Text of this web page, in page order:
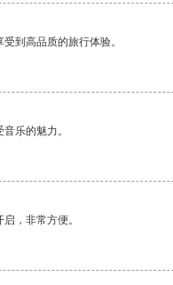
到高品质的旅行体验。
乐的魅力。
，非常方便。